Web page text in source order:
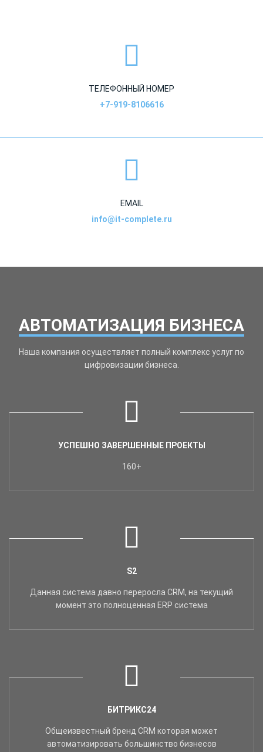
ТЕЛЕФОННЫЙ НОМЕР
+7-919-8106616
EMAIL
info@it-complete.ru
АВТОМАТИЗАЦИЯ БИЗНЕСА
Наша компания осуществляет полный комплекс услуг по
цифровизации бизнеса.
УСПЕШНО ЗАВЕРШЕННЫЕ ПРОЕКТЫ
160+
S2
Данная система давно переросла CRM, на текущий
момент это полноценная ERP система
БИТРИКС24
Общеизвестный бренд CRM которая может
автоматизировать большинство бизнесов